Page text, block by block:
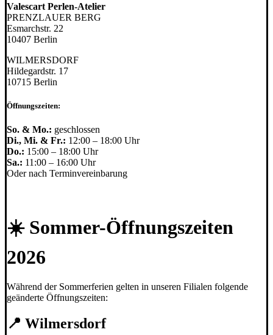
Valescart Perlen-Atelier
PRENZLAUER BERG
Esmarchstr. 22
10407 Berlin
WILMERSDORF
Hildegardstr. 17
10715 Berlin
Öffnungszeiten:
So. & Mo.: geschlossen
Di., Mi. & Fr.: 12:00 – 18:00 Uhr
Do.: 15:00 – 18:00 Uhr
Sa.: 11:00 – 16:00 Uhr
Oder nach Terminvereinbarung
☀️ Sommer-Öffnungszeiten
2026
Während der Sommerferien gelten in unseren Filialen folgende
geänderte Öffnungszeiten:
📍 Wilmersdorf